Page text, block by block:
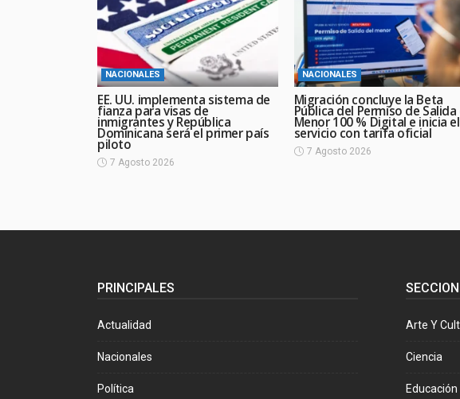
NACIONALES
EE. UU. implementa sistema de
fianza para visas de
inmigrantes y República
Dominicana será el primer país
piloto
7 Agosto 2026
NACIONALES
Migración concluye la Beta
Pública del Permiso de Salida
Menor 100 % Digital e inicia el
servicio con tarifa oficial
7 Agosto 2026
PRINCIPALES
Actualidad
Nacionales
Política
Arte Y
Ciencia
Educación